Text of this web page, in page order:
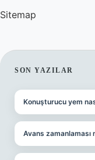
Sitemap
SON YAZILAR
Konuşturucu yem
Avans zamanlaması